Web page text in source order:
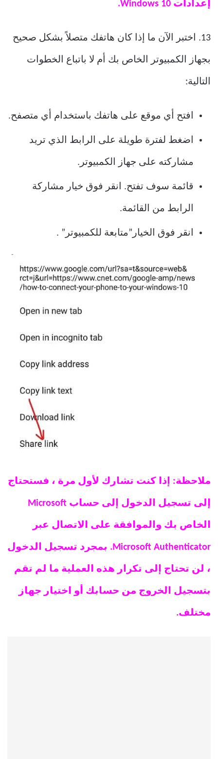
إعدادات Windows 10.
13. اختبر الآن ما إذا كان هاتفك متصلاً بشكل صحيح
بجهاز الكمبيوتر الخاص بك أم لا باتباع الخطوات
التالية:
افتح أي موقع على هاتفك باستخدام أي متصفح.
اضغط لفترة طويلة على الرابط الذي تريد
مشاركته على جهاز الكمبيوتر.
قائمة سوف تفتح. انقر فوق خيار مشاركة
الرابط من القائمة.
انقر فوق الخيار”متابعة للكمبيوتر” .
ملاحظة: إذا كنت تشارك لأول مرة ، فستحتاج
إلى تسجيل الدخول إلى حساب Microsoft
الخاص بك والموافقة على الاتصال عبر
Microsoft Authenticator. بمجرد تسجيل الدخول
، لن تحتاج إلى تكرار هذه العملية ما لم تقم
بتسجيل الخروج من حسابك أو اختيار جهاز
مختلف.